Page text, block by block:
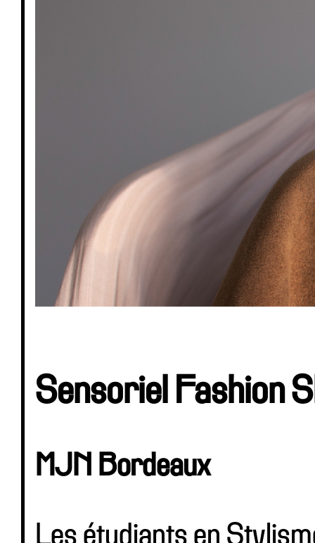
Sensoriel Fashion
MJN Bordeaux
Les étudiants en